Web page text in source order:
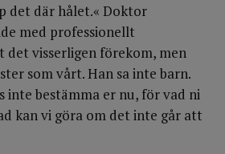
det där hålet.« Doktor
med professionellt
det visserligen förekom, men
som vårt. Han sa inte barn.
inte bestämma er nu, för vad ni
kan vi göra om det inte går att